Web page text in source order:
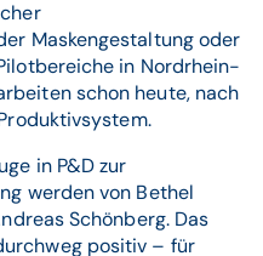
Maskengestaltung oder
in Nordrhein-
schon heute, nach
in P&D zur
werden von Bethel
Schönberg. Das
positiv – für